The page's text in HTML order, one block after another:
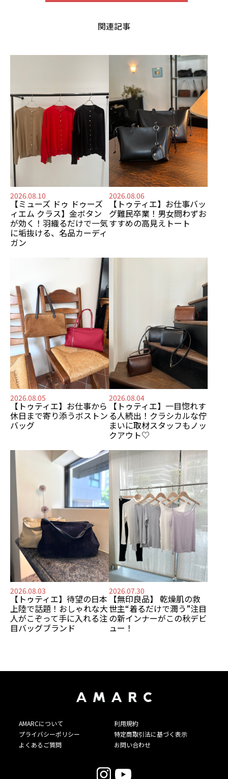
関連記事
2026.08.10
【ミューズ ドゥ ドゥーズ
ィエム クラス】 金ボタン
が効く！ 羽織るだけで一気
に垢抜ける、名品カーディ
ガン
2026.08.06
【トゥティエ】 お仕事バッ
グ難民卒業！ 男女問わずお
すすめの高見えトート
2026.08.05
【トゥティエ】 お仕事から
休日まで寄り添うボストン
バッグ
2026.08.04
【トゥティエ】 一目惚れす
る人続出！ クラシカルな佇
まいに取材スタッフもノッ
クアウト♡
2026.08.03
【トゥティエ】 待望の日本
上陸で話題！ おしゃれな大
人がこぞって手に入れる注
目バッグブランド
2026.07.30
【無印良品】 乾燥肌の救
世主“着るだけで潤う”注目
の新インナーがこの秋デビ
ュー！
AMARCについて
利用規約
プライバシーポリシー
特定商取引法に基づく表示
よくあるご質問
お問い合わせ